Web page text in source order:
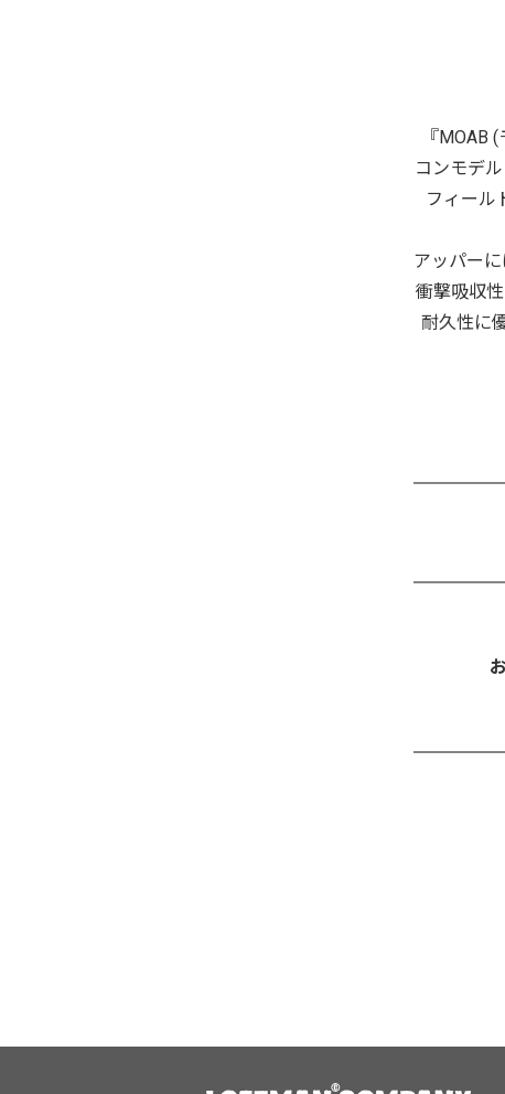
『MOAB
コンモデ
フィール
アッパー
衝撃吸収
耐久性に